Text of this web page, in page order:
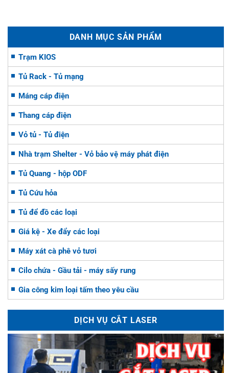
DANH MỤC SẢN PHẨM
Trạm KIOS
Tủ Rack - Tủ mạng
Máng cáp điện
Thang cáp điện
Vỏ tủ - Tủ điện
Nhà trạm Shelter - Vỏ bảo vệ máy phát điện
Tủ Quang - hộp ODF
Tủ Cứu hỏa
Tủ để đồ các loại
Giá kệ - Xe đẩy các loại
Máy xát cà phê vỏ tươi
Cilo chứa - Gầu tải - máy sấy rung
Gia công kim loại tấm theo yêu cầu
DỊCH VỤ CẮT LASER